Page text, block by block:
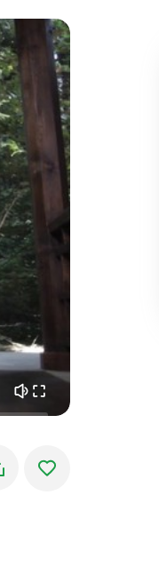
01:44
01:27
01:34
05:00
02:00
02:00
02:00